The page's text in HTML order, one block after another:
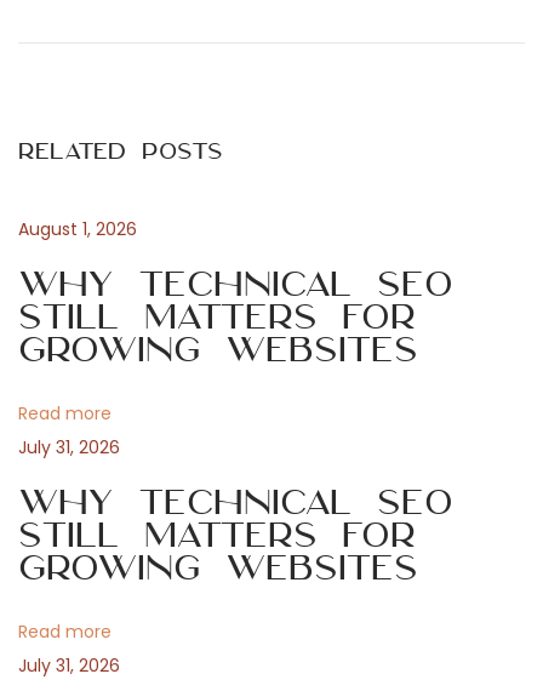
s
n
a
i
g
a
t
o
s
o
s
t
v
e
e
s
e
c
r
e
t
f
a
Related Posts
August 1, 2026
Why Technical SEO
Still Matters for
Growing Websites
Read more
July 31, 2026
Why Technical SEO
Still Matters for
Growing Websites
Read more
July 31, 2026